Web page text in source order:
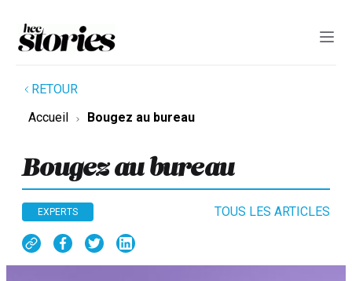
RETOUR
Accueil
Bougez au bureau
Bougez au bureau
EXPERTS TOUS LES ARTICLES